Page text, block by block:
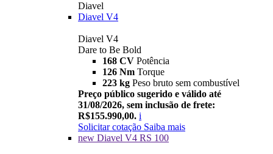
Diavel
Diavel V4
Diavel V4
Dare to Be Bold
168 CV Potência
126 Nm Torque
223 kg Peso bruto sem combustível
Preço público sugerido e válido até
31/08/2026, sem inclusão de frete:
R$155.990,00. i
Solicitar cotação Saiba mais
new Diavel V4 RS 100